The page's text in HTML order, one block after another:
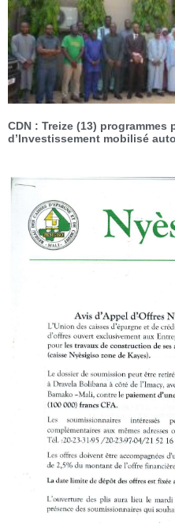
CDN : Treize (13) programmes
d’Investissement mobilisé